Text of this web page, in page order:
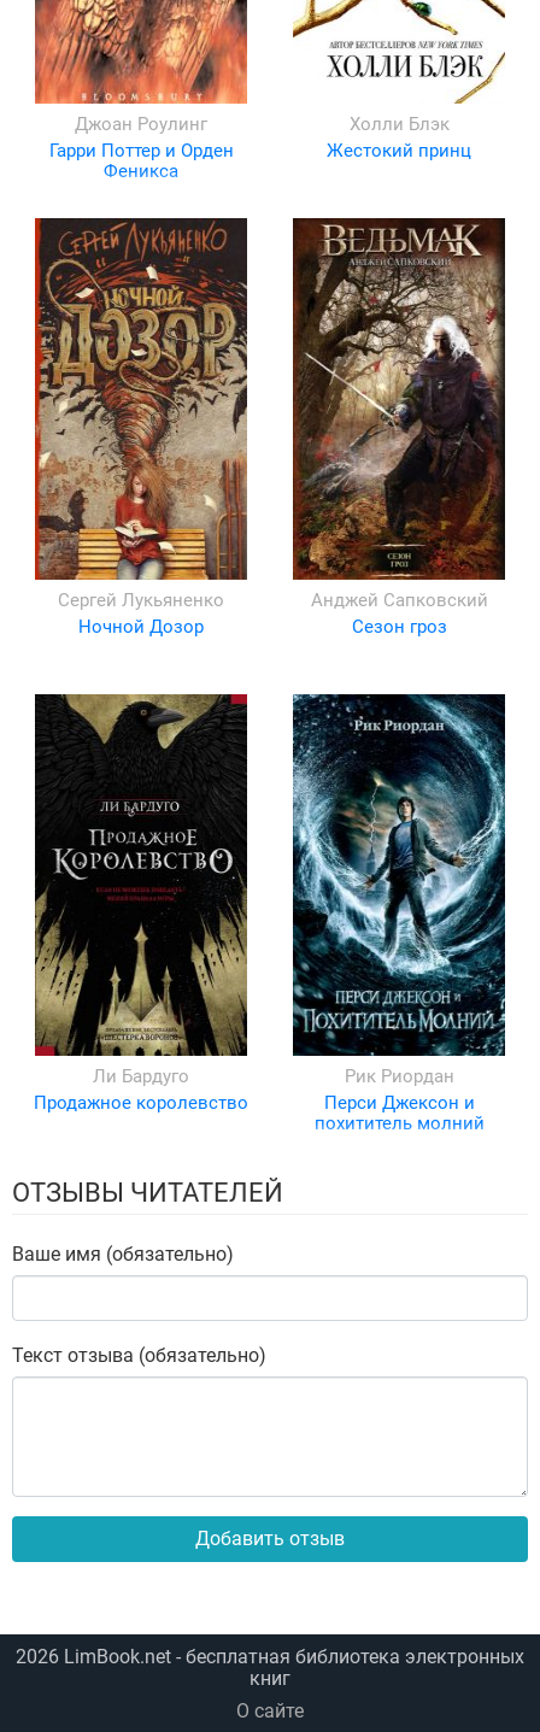
Джоан Роулинг
Гарри Поттер и Орден
Феникса
Холли Блэк
Жестокий принц
Сергей Лукьяненко
Ночной Дозор
Анджей Сапковский
Сезон гроз
Ли Бардуго
Продажное королевство
Рик Риордан
Перси Джексон и
похититель молний
ОТЗЫВЫ ЧИТАТЕЛЕЙ
Ваше имя (обязательно)
Текст отзыва (обязательно)
Добавить отзыв
2026 LimBook.net - бесплатная библиотека электронных
книг
О сайте